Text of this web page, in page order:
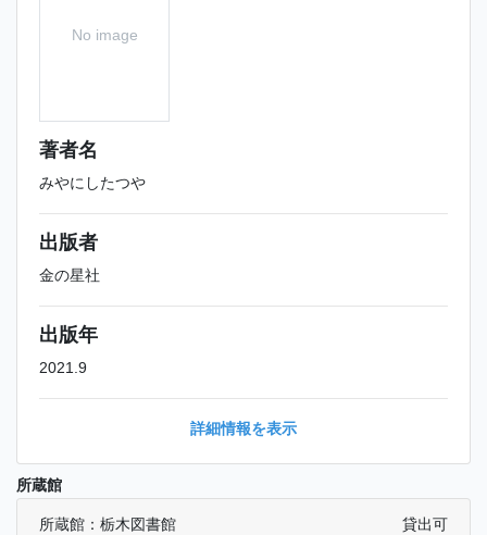
No image
著者名
みやにしたつや
出版者
金の星社
出版年
2021.9
詳細情報を表示
所蔵館
所蔵館：栃木図書館 貸出可